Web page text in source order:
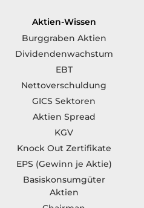
Aktien-Wissen
Burggraben Aktien
Dividendenwachstum
EBT
Nettoverschuldung
GICS Sektoren
Aktien Spread
KGV
Knock Out Zertifikate
EPS (Gewinn je Aktie)
Basiskonsumgüter
Aktien